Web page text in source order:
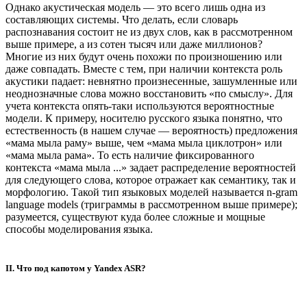
Однако акустическая модель — это всего лишь одна из
составляющих системы. Что делать, если словарь
распознавания состоит не из двух слов, как в рассмотренном
выше примере, а из сотен тысяч или даже миллионов?
Многие из них будут очень похожи по произношению или
даже совпадать. Вместе с тем, при наличии контекста роль
акустики падает: невнятно произнесенные, зашумленные или
неоднозначные слова можно восстановить «по смыслу». Для
учета контекста опять-таки используются вероятностные
модели. К примеру, носителю русского языка понятно, что
естественность (в нашем случае — вероятность) предложения
«мама мыла раму» выше, чем «мама мыла циклотрон» или
«мама мыла рама». То есть наличие фиксированного
контекста «мама мыла ...» задает распределение вероятностей
для следующего слова, которое отражает как семантику, так и
морфологию. Такой тип языковых моделей называется n-gram
language models (триграммы в рассмотренном выше примере);
разумеется, существуют куда более сложные и мощные
способы моделирования языка.
II. Что под капотом у Yandex ASR?